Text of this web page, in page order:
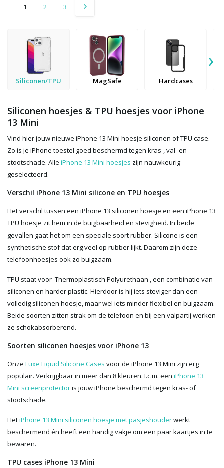
1 2 3
Siliconen/TPU MagSafe Hardcases
›
Siliconen hoesjes & TPU hoesjes voor iPhone
13 Mini
Vind hier jouw nieuwe iPhone 13 Mini hoesje siliconen of TPU case.
Zo is je iPhone toestel goed beschermd tegen kras-, val- en
stootschade. Alle iPhone 13 Mini hoesjes zijn nauwkeurig
geselecteerd.
Verschil iPhone 13 Mini silicone en TPU hoesjes
Het verschil tussen een iPhone 13 siliconen hoesje en een iPhone 13
TPU hoesje zit hem in de buigbaarheid en stevigheid. In beide
gevallen gaat het om een speciale soort rubber. Silicone is een
synthetische stof dat erg veel op rubber lijkt. Daarom zijn deze
telefoonhoesjes ook zo buigzaam.
TPU staat voor 'Thermoplastisch Polyurethaan', een combinatie van
siliconen en harder plastic. Hierdoor is hij iets steviger dan een
volledig siliconen hoesje, maar wel iets minder flexibel en buigzaam.
Beide soorten zitten strak om de telefoon en bij een valpartij werken
ze schokabsorberend.
Soorten siliconen hoesjes voor iPhone 13
Onze Luxe Liquid Silicone Cases voor de iPhone 13 Mini zijn erg
populair. Verkrijgbaar in meer dan 8 kleuren. I.c.m. een iPhone 13
Mini screenprotectoris jouw iPhone beschermd tegen kras- of
stootschade.
HetiPhone 13 Mini siliconen hoesje met pasjeshouderwerkt
beschermend én heeft een handig vakje om een paar kaartjes in te
bewaren.
TPU cases iPhone 13 Mini